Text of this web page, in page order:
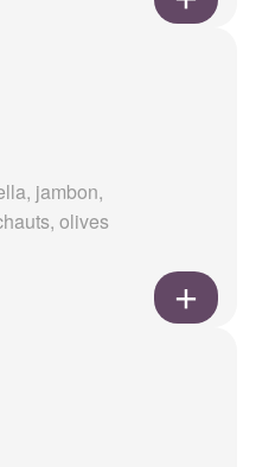
jambon,
olives